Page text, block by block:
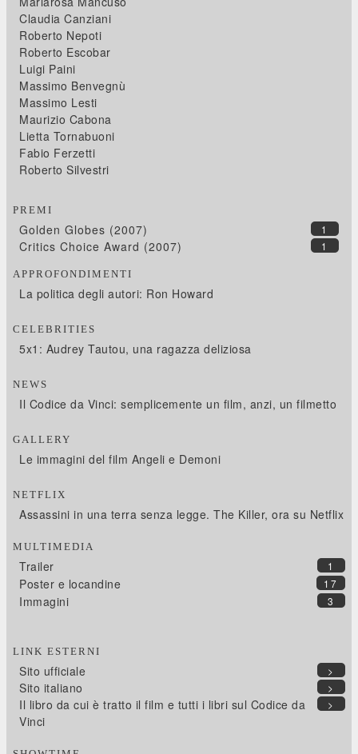
Claudia Canziani
Roberto Nepoti
Roberto Escobar
Luigi Paini
Massimo Benvegnù
Massimo Lesti
Maurizio Cabona
Lietta Tornabuoni
Fabio Ferzetti
Roberto Silvestri
PREMI
1
Golden Globes (2007)
1
Critics Choice Award (2007)
APPROFONDIMENTI
La politica degli autori: Ron Howard
CELEBRITIES
5x1: Audrey Tautou, una ragazza deliziosa
NEWS
Il Codice da Vinci: semplicemente un film, anzi, un filmetto
GALLERY
Le immagini del film Angeli e Demoni
NETFLIX
Assassini in una terra senza legge. The Killer, ora su Netflix
MULTIMEDIA
1
Trailer
17
Poster e locandine
3
Immagini
LINK ESTERNI
>
Sito ufficiale
>
Sito italiano
>
Il libro da cui è tratto il film e tutti i libri sul Codice da
Vinci